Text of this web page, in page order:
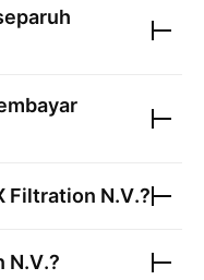
Filtration N.V.?
N.V.?